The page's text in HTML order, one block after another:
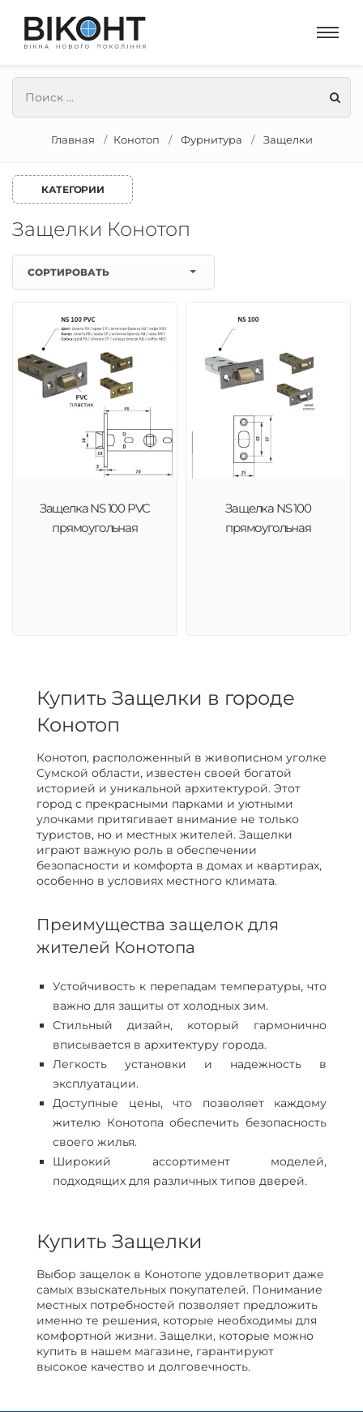
Главная Конотоп Фурнитура Защелки
КАТЕГОРИИ
Защелки Конотоп
СОРТИРОВАТЬ
Защелка NS 100 PVC
прямоугольная
Защелка NS 100
прямоугольная
Купить Защелки в городе
Конотоп
Конотоп, расположенный в живописном уголке
Сумской области, известен своей богатой
историей и уникальной архитектурой. Этот
город с прекрасными парками и уютными
улочками притягивает внимание не только
туристов, но и местных жителей. Защелки
играют важную роль в обеспечении
безопасности и комфорта в домах и квартирах,
особенно в условиях местного климата.
Преимущества защелок для
жителей Конотопа
Устойчивость к перепадам температуры, что
важно для защиты от холодных зим.
Стильный дизайн, который гармонично
вписывается в архитектуру города.
Легкость установки и надежность в
эксплуатации.
Доступные цены, что позволяет каждому
жителю Конотопа обеспечить безопасность
своего жилья.
Широкий ассортимент моделей,
подходящих для различных типов дверей.
Купить Защелки
Выбор защелок в Конотопе удовлетворит даже
самых взыскательных покупателей. Понимание
местных потребностей позволяет предложить
именно те решения, которые необходимы для
комфортной жизни. Защелки, которые можно
купить в нашем магазине, гарантируют
высокое качество и долговечность.